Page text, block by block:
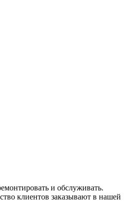
и обслуживать.
клиентов заказывают в нашей